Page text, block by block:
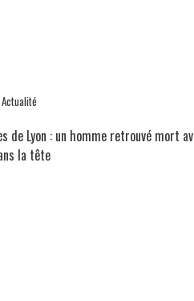
Actualité
de Lyon : un homme retrouvé mort
la tête